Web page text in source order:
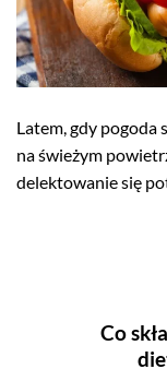
Latem, gdy pogoda
na świeżym
delektowanie się
Co